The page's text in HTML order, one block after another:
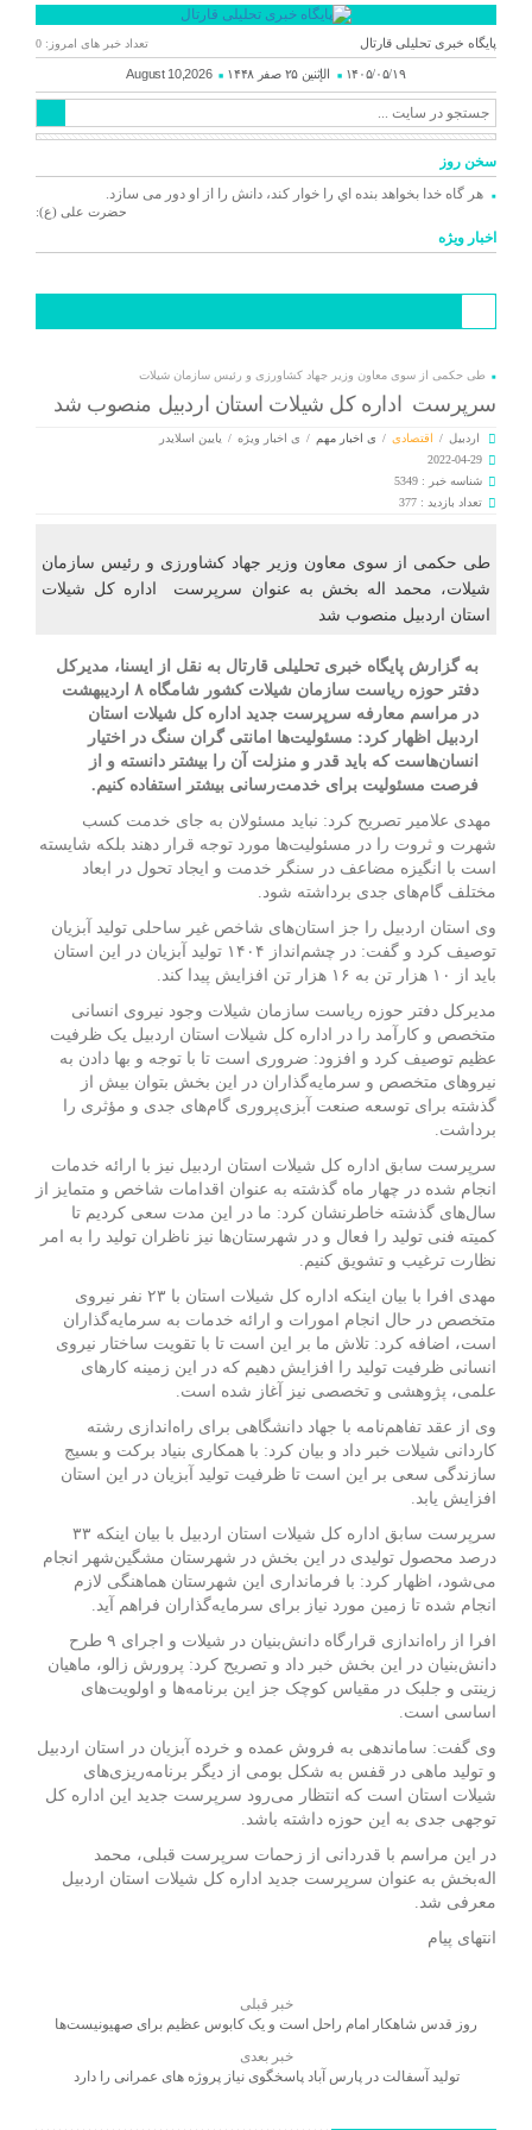
پایگاه خبری تحلیلی قارتال تعداد خبر های امروز: 0
۱۴۰۵/۰۵/۱۹ الإثنين ۲۵ صفر ۱۴۴۸ August 10,2026
سخن روز
هر گاه خدا بخواهد بنده اي را خوار كند، دانش را از او دور می سازد.
حضرت علی (ع):
اخبار ویژه
طی حکمی از سوی معاون وزیر جهاد کشاورزی و رئیس سازمان شیلات
سرپرست اداره کل شیلات استان اردبیل منصوب شد
اردبیل / اقتصادی / ی اخبار مهم / ی اخبار ویژه / یایین اسلایدر
2022-04-29
شناسه خبر : 5349
تعداد بازدید : 377
طی حکمی از سوی معاون وزیر جهاد کشاورزی و رئیس سازمان
شیلات، محمد اله بخش به عنوان سرپرست اداره کل شیلات
استان اردبیل منصوب شد
به گزارش پایگاه خبری تحلیلی قارتال به نقل از ایسنا، مدیرکل
دفتر حوزه ریاست سازمان شیلات کشور شامگاه ۸ اردیبهشت
در مراسم معارفه سرپرست جدید اداره کل شیلات استان
اردبیل اظهار کرد: مسئولیت‌ها امانتی گران سنگ در اختیار
انسان‌هاست که باید قدر و منزلت آن را بیشتر دانسته و از
فرصت مسئولیت برای خدمت‌رسانی بیشتر استفاده کنیم.
مهدی علامیر تصریح کرد: نباید مسئولان به جای خدمت کسب
شهرت و ثروت را در مسئولیت‌ها مورد توجه قرار دهند بلکه شایسته
است با انگیزه مضاعف در سنگر خدمت و ایجاد تحول در ابعاد
مختلف گام‌های جدی برداشته شود.
وی استان اردبیل را جز استان‌های شاخص غیر ساحلی تولید آبزیان
توصیف کرد و گفت: در چشم‌انداز ۱۴۰۴ تولید آبزیان در این استان
باید از ۱۰ هزار تن به ۱۶ هزار تن افزایش پیدا کند.
مدیرکل دفتر حوزه ریاست سازمان شیلات وجود نیروی انسانی
متخصص و کارآمد را در اداره کل شیلات استان اردبیل یک ظرفیت
عظیم توصیف کرد و افزود: ضروری است تا با توجه و بها دادن به
نیروهای متخصص و سرمایه‌گذاران در این بخش بتوان بیش از
گذشته برای توسعه صنعت آبزی‌پروری گام‌های جدی و مؤثری را
برداشت.
سرپرست سابق اداره کل شیلات استان اردبیل نیز با ارائه خدمات
انجام شده در چهار ماه گذشته به عنوان اقدامات شاخص و متمایز از
سال‌های گذشته خاطرنشان کرد: ما در این مدت سعی کردیم تا
کمیته فنی تولید را فعال و در شهرستان‌ها نیز ناظران تولید را به امر
نظارت ترغیب و تشویق کنیم.
مهدی افرا با بیان اینکه اداره کل شیلات استان با ۲۳ نفر نیروی
متخصص در حال انجام امورات و ارائه خدمات به سرمایه‌گذاران
است، اضافه کرد: تلاش ما بر این است تا با تقویت ساختار نیروی
انسانی ظرفیت تولید را افزایش دهیم که در این زمینه کارهای
علمی، پژوهشی و تخصصی نیز آغاز شده است.
وی از عقد تفاهم‌نامه با جهاد دانشگاهی برای راه‌اندازی رشته
کاردانی شیلات خبر داد و بیان کرد: با همکاری بنیاد برکت و بسیج
سازندگی سعی بر این است تا ظرفیت تولید آبزیان در این استان
افزایش یابد.
سرپرست سابق اداره کل شیلات استان اردبیل با بیان اینکه ۳۳
درصد محصول تولیدی در این بخش در شهرستان مشگین‌شهر انجام
می‌شود، اظهار کرد: با فرمانداری این شهرستان هماهنگی لازم
انجام شده تا زمین مورد نیاز برای سرمایه‌گذاران فراهم آید.
افرا از راه‌اندازی قرارگاه دانش‌بنیان در شیلات و اجرای ۹ طرح
دانش‌بنیان در این بخش خبر داد و تصریح کرد: پرورش زالو، ماهیان
زینتی و جلبک در مقیاس کوچک جز این برنامه‌ها و اولویت‌های
اساسی است.
وی گفت: ساماندهی به فروش عمده و خرده آبزیان در استان اردبیل
و تولید ماهی در قفس به شکل بومی از دیگر برنامه‌ریزی‌های
شیلات استان است که انتظار می‌رود سرپرست جدید این اداره کل
توجهی جدی به این حوزه داشته باشد.
در این مراسم با قدردانی از زحمات سرپرست قبلی، محمد
اله‌بخش به عنوان سرپرست جدید اداره کل شیلات استان اردبیل
معرفی شد.
انتهای پیام
خبر قبلی
روز قدس شاهکار امام راحل است و یک کابوس عظیم برای صهیونیست‌ها
خبر بعدی
تولید آسفالت در پارس آباد پاسخگوی نیاز پروژه های عمرانی را دارد